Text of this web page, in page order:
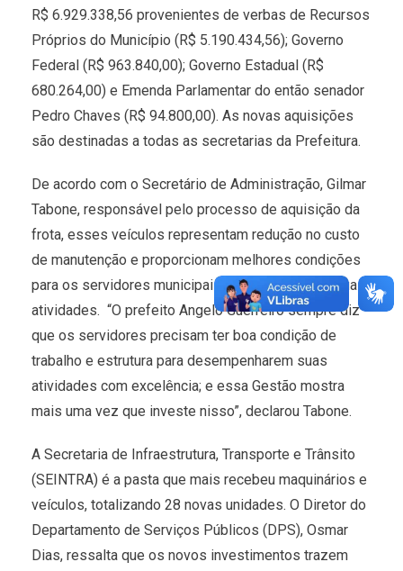
R$ 6.929.338,56 provenientes de verbas de Recursos
Próprios do Município (R$ 5.190.434,56); Governo
Federal (R$ 963.840,00); Governo Estadual (R$
680.264,00) e Emenda Parlamentar do então senador
Pedro Chaves (R$ 94.800,00). As novas aquisições
são destinadas a todas as secretarias da Prefeitura.
De acordo com o Secretário de Administração, Gilmar
Tabone, responsável pelo processo de aquisição da
frota, esses veículos representam redução no custo
de manutenção e proporcionam melhores condições
para os servidores municipais desempenharem suas
atividades. “O prefeito Angelo Guerreiro sempre diz
que os servidores precisam ter boa condição de
trabalho e estrutura para desempenharem suas
atividades com excelência; e essa Gestão mostra
mais uma vez que investe nisso”, declarou Tabone.
A Secretaria de Infraestrutura, Transporte e Trânsito
(SEINTRA) é a pasta que mais recebeu maquinários e
veículos, totalizando 28 novas unidades. O Diretor do
Departamento de Serviços Públicos (DPS), Osmar
Dias, ressalta que os novos investimentos trazem